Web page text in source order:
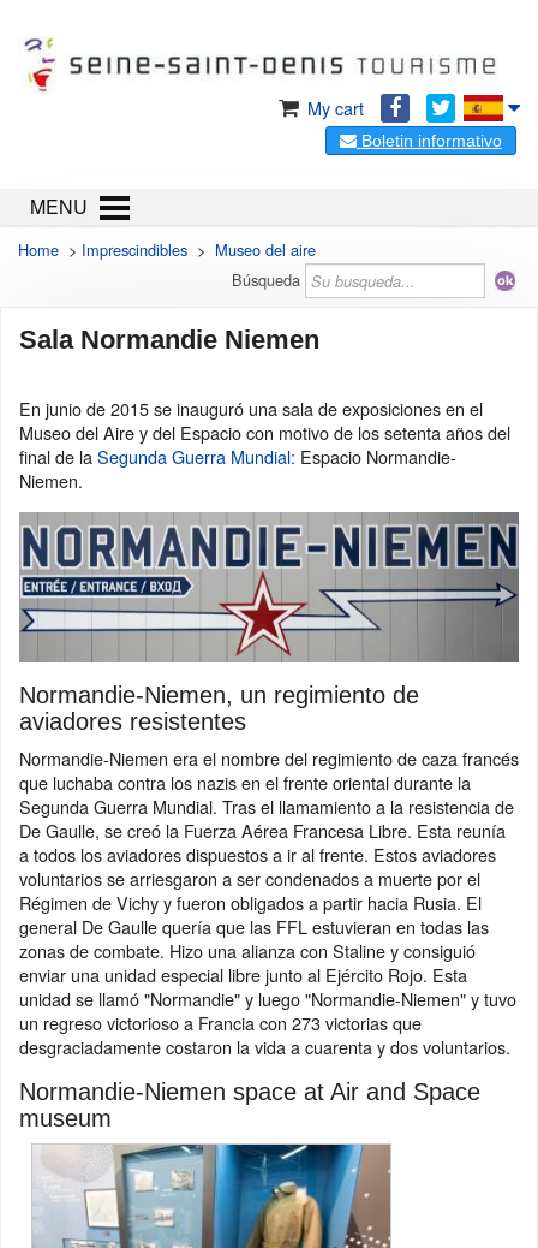
My cart
Boletin informativo
MENU
Home > Imprescindibles > Museo del aire
Búsqueda
Sala Normandie Niemen
En junio de 2015 se inauguró una sala de exposiciones en el
Museo del Aire y del Espacio con motivo de los setenta años del
final de laSegunda Guerra Mundial: Espacio Normandie-
Niemen.
Normandie-Niemen, un regimiento de
aviadores resistentes
Normandie-Niemen era el nombre del regimiento de caza francés
que luchaba contra los nazis en el frente oriental durante la
Segunda Guerra Mundial. Tras el llamamiento a la resistencia de
De Gaulle, se creó la Fuerza Aérea Francesa Libre. Esta reunía
a todos los aviadores dispuestos a ir al frente. Estos aviadores
voluntarios se arriesgaron a ser condenados a muerte por el
Régimen de Vichy y fueron obligados a partir hacia Rusia. El
general De Gaulle quería que las FFL estuvieran en todas las
zonas de combate. Hizo una alianza con Staline y consiguió
enviar una unidad especial libre junto al Ejército Rojo. Esta
unidad se llamó "Normandie" y luego "Normandie-Niemen" y tuvo
un regreso victorioso a Francia con 273 victorias que
desgraciadamente costaron la vida a cuarenta y dos voluntarios.
Normandie-Niemen space at Air and Space
museum